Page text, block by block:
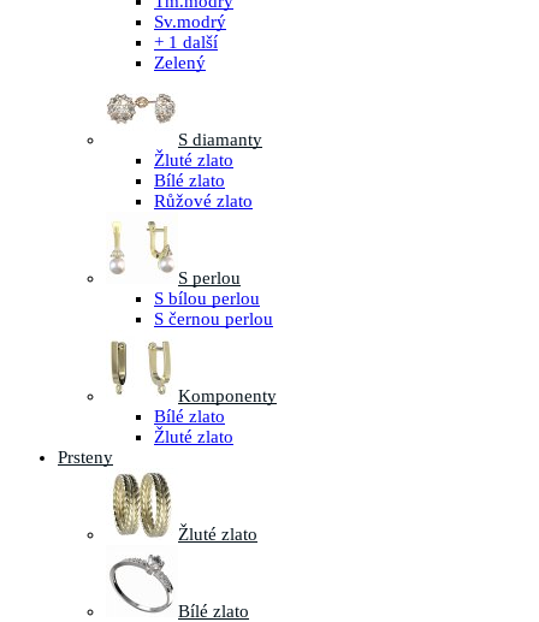
Sv.modrý
+ 1 další
Zelený
S diamanty
Žluté zlato
Bílé zlato
Růžové zlato
S perlou
S bílou perlou
S černou perlou
Komponenty
Bílé zlato
Žluté zlato
Prsteny
Žluté zlato
Bílé zlato